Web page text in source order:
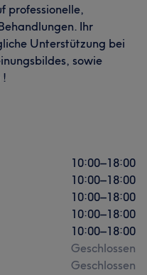
professionelle,
Ihr
Unterstützung bei
sowie
!
10:00–18:00
10:00–18:00
10:00–18:00
10:00–18:00
10:00–18:00
Geschlossen
Geschlossen